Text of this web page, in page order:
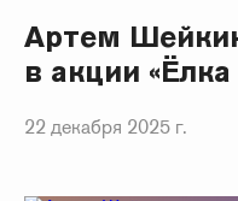
Артем
в акции
22 декабря 2025 г.